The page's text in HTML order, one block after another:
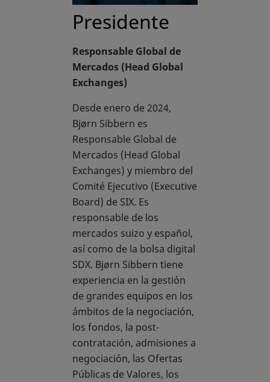
Presidente
Responsable Global de
Mercados (Head Global
Exchanges)
Desde enero de 2024,
Bjørn Sibbern es
Responsable Global de
Mercados (Head Global
Exchanges) y miembro del
Comité Ejecutivo (Executive
Board) de SIX. Es
responsable de los
mercados suizo y español,
así como de la bolsa digital
SDX. Bjørn Sibbern tiene
experiencia en la gestión
de grandes equipos en los
ámbitos de la negociación,
los fondos, la post-
contratación, admisiones a
negociación, las Ofertas
Públicas de Valores, los